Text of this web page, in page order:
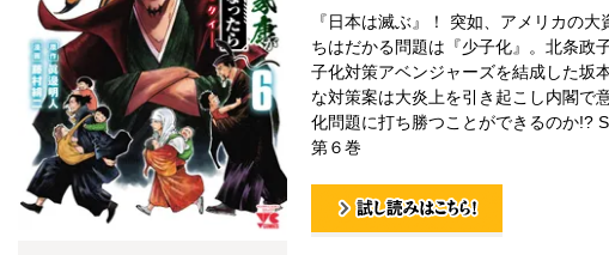
『日本は滅ぶ』！ 突如、アメリカの
ちはだかる問題は『少子化』。北条政
子化対策アベンジャーズを結成した坂
な対策案は大炎上を引き起こし内閣で
化問題に打ち勝つことができるのか!?
第６巻